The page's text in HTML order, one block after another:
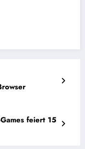
feiert 15